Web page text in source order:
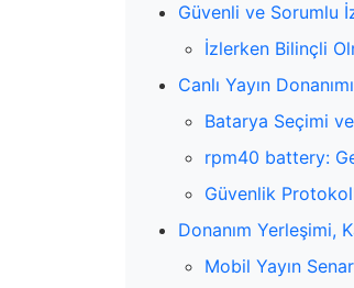
Güvenli ve Sorumlu
İzlerken Bilinçli
Canlı Yayın
Batarya Seçimi
rpm40 battery:
Güvenlik
Donanım Yerleşimi,
Mobil Yayın